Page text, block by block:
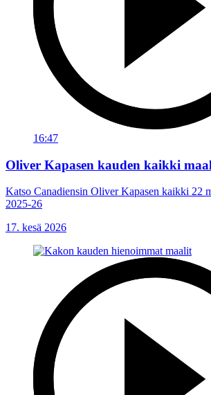
16:47
Oliver Kapasen kauden kaikki
Katso Canadiensin Oliver Kapasen kaikki 22
2025-26
17. kesä 2026